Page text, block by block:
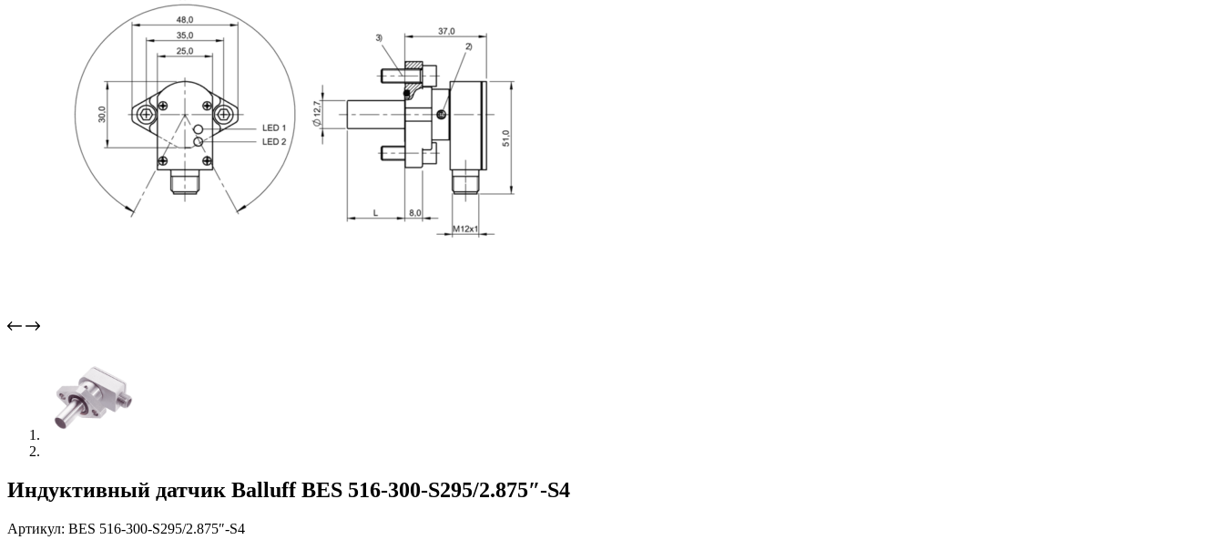
Индуктивный датчик Balluff BES 516-300-S295/2.875″-S4
Артикул: BES 516-300-S295/2.875″-S4